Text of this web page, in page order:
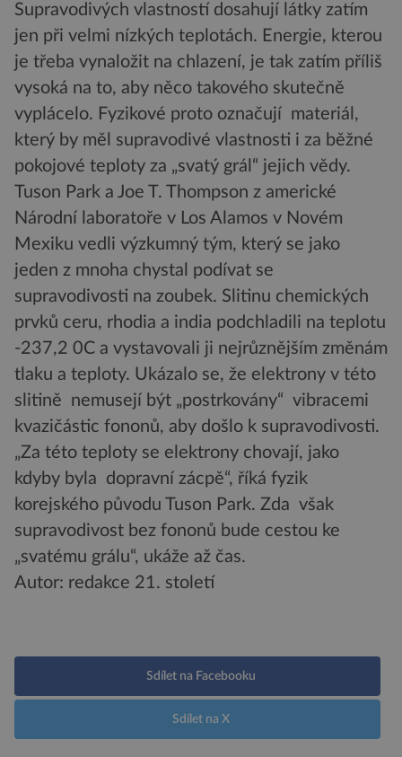
Supravodivých vlastností dosahují látky zatím
jen při velmi nízkých teplotách. Energie, kterou
je třeba vynaložit na chlazení, je tak zatím příliš
vysoká na to, aby něco takového skutečně
vyplácelo. Fyzikové proto označují materiál,
který by měl supravodivé vlastnosti i za běžné
pokojové teploty za „svatý grál“ jejich vědy.
Tuson Park a Joe T. Thompson z americké
Národní laboratoře v Los Alamos v Novém
Mexiku vedli výzkumný tým, který se jako
jeden z mnoha chystal podívat se
supravodivosti na zoubek. Slitinu chemických
prvků ceru, rhodia a india podchladili na teplotu
-237,2 0C a vystavovali ji nejrůznějším změnám
tlaku a teploty. Ukázalo se, že elektrony v této
slitině nemusejí být „postrkovány“ vibracemi
kvazičástic fononů, aby došlo k supravodivosti.
„Za této teploty se elektrony chovají, jako
kdyby byla dopravní zácpě“, říká fyzik
korejského původu Tuson Park. Zda však
supravodivost bez fononů bude cestou ke
„svatému grálu“, ukáže až čas.
Autor: redakce 21. století
Sdílet na Facebooku
Sdílet na X